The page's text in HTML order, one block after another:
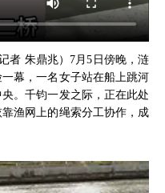
者 朱鼎兆）7月5日傍晚，涟
幕，一名女子站在船上跳河
。千钧一发之际，正在此处
渔网上的绳索分工协作，成